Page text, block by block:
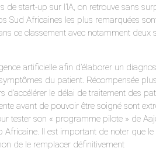
start-up sur l’IA, on retrouve sans
Sud Africaines les plus remarquées
ce classement avec notamment deux
artificielle afin d’élaborer un
du patient. Récompensée
d’accélérer le délai de traitement des
avant de pouvoir être soigné sont
tester son « programme pilote » de
Il est important de noter que
de le remplacer définitivement